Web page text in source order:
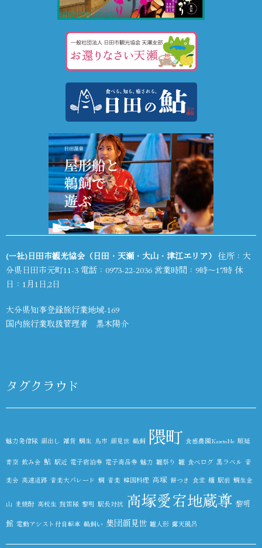
(一社)日田市観光協会（日田・天瀬・大山・津江エリア） 住所：大
分県日田市元町11-3 電話： 0973-22-2036 営業時間：9時～17時 休
日：1月1日,2日
大分県知事登録旅行業地域-169
国内旅行業取扱管理者 黒木陽介
タグクラウド
魅力発信隊 顔出し 雑貨 鯛生 鳥市 顔見世 鵜飼 隈町 食感農園KazetoNe 順延
青空 飲み会 鮎 駅近 電子宿泊券 電子商品券 魅力 雛祭り 雛 食べログ 黒ラベル 音
楽会 高速道路 音楽大パレード 鯛 音楽 韓国料理 高塚 餅つき 食堂 麺 駅前 鯛生金
山 麦焼酎 高校生 鼓笛隊 黎明 駅長対抗 高塚愛宕地蔵尊 黎明
館 電動アシスト付自転車 鵜飼い 集団顔見世 雛人形 露天風呂